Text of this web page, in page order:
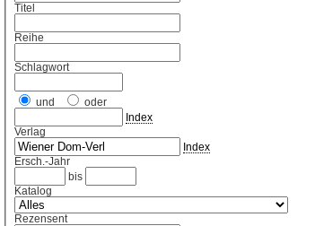
Titel
Reihe
Schlagwort
und
oder
Index
Verlag
Index
Ersch.-Jahr
bis
Katalog
Rezensent